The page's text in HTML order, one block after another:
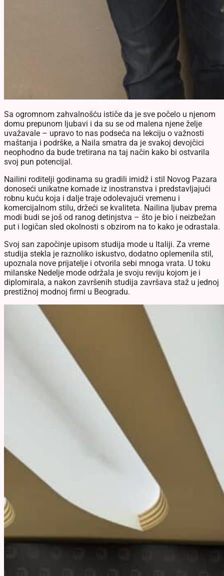
Sa ogromnom zahvalnošću ističe da je sve počelo u njenom
domu prepunom ljubavi i da su se od malena njene želje
uvažavale – upravo to nas podseća na lekciju o važnosti
maštanja i podrške, a Naila smatra da je svakoj devojčici
neophodno da bude tretirana na taj način kako bi ostvarila
svoj pun potencijal.
Nailini roditelji godinama su gradili imidž i stil Novog Pazara
donoseći unikatne komade iz inostranstva i predstavljajući
robnu kuću koja i dalje traje odolevajući vremenu i
komercijalnom stilu, držeći se kvaliteta. Nailina ljubav prema
modi budi se još od ranog detinjstva – što je bio i neizbežan
put i logičan sled okolnosti s obzirom na to kako je odrastala.
Svoj san započinje upisom studija mode u Italiji. Za vreme
studija stekla je raznoliko iskustvo, dodatno oplemenila stil,
upoznala nove prijatelje i otvorila sebi mnoga vrata. U toku
milanske Nedelje mode održala je svoju reviju kojom je i
diplomirala, a nakon završenih studija završava staž u jednoj
prestižnoj modnoj firmi u Beogradu.